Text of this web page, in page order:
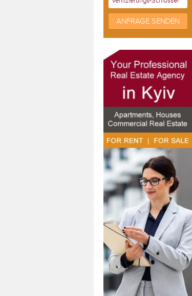
ANFRAGE SENDEN